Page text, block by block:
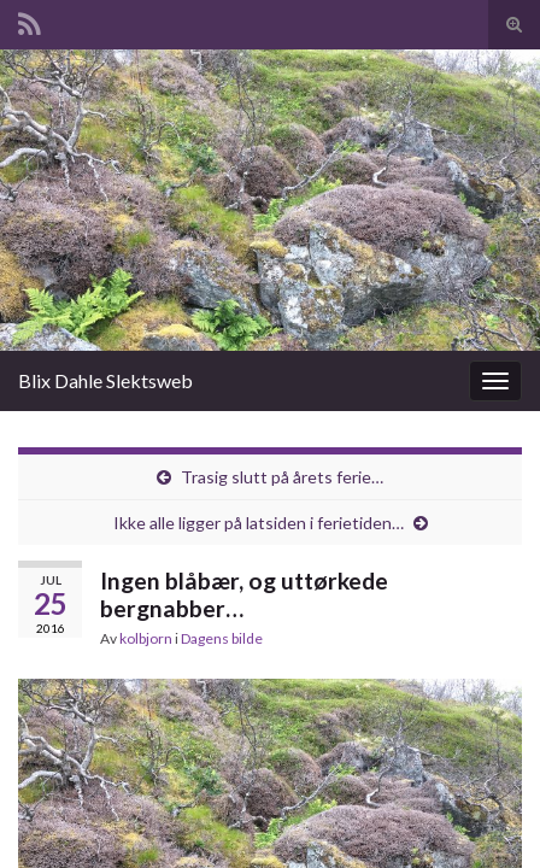
Slå
av/
Search for:
Slåu
av/på
Blix Dahle Slektsweb
Trasig slutt på årets ferie…
Ikke alle ligger på latsiden i ferietiden…
JUL
25
2016
Ingen blåbær, og uttørkede
bergnabber…
Avkolbjorn iDagens bilde